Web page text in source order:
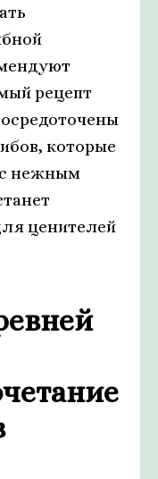
рецепт
которые
с нежным
ценителей